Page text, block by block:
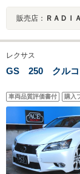
販売店： ＲＡＤＩ
レクサス
GS 250 クルコ
車両品質評価書付 購入